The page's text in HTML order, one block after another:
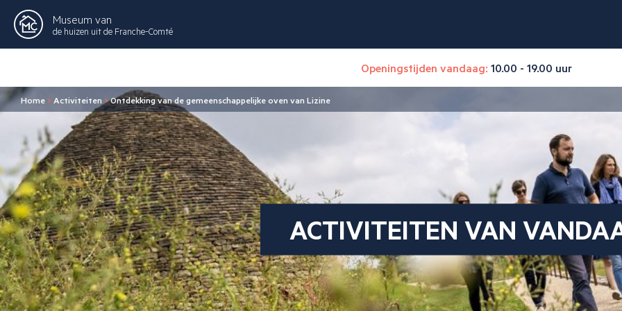
Museum van
de huizen uit de Franche-Comté
Openingstijden vandaag: 10.00 - 19.00 uur
Home > Activiteiten >Ontdekking van de gemeenschappelijke oven van Lizine
ACTIVITEITEN VAN